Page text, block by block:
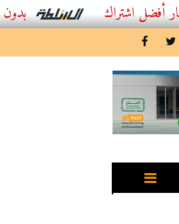
أفضل اشتراك IPTV بدون تقطيع 2026 – دليل المشاهد العصري